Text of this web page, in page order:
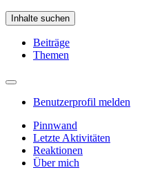
Inhalte suchen
Beiträge
Themen
Benutzerprofil melden
Pinnwand
Letzte Aktivitäten
Reaktionen
Über mich